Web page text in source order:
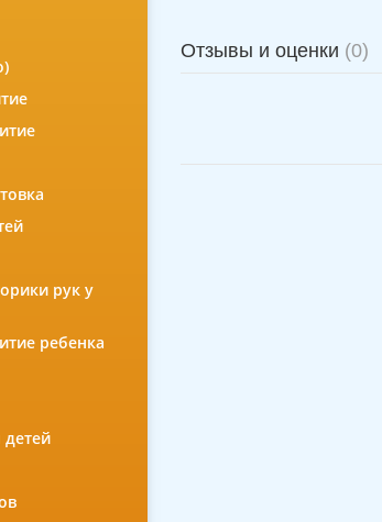
рук у
ребенка
детей
Отзывы и оценки (0)